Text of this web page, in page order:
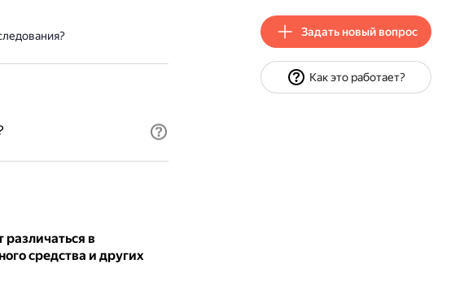
различаться в
средства и других
Задать новый вопрос
Как это работает?